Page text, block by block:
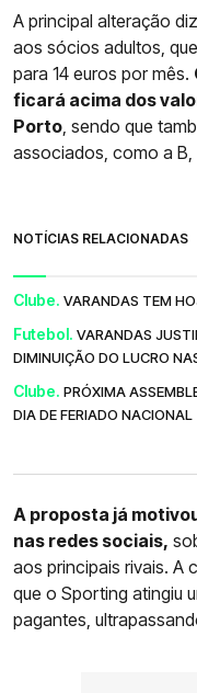
A principal alteração
aos sócios adultos,
para 14 euros por mês.
ficará acima dos
Porto , sendo que
associados, como a
NOTÍCIAS RELACIONADAS
Clube. VARANDAS TEM
Futebol. VARANDAS
DIMINUIÇÃO DO LUCRO
Clube. PRÓXIMA
DIA DE FERIADO NACIONAL
A proposta já
nas redes sociais,
aos principais rivais. A
que o Sporting atingiu
pagantes,